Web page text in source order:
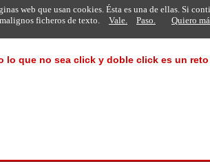
lo que no sea click y doble click es un
web que usan cookies. Ésta es una de ellas. Si
ficheros de texto.
Vale. Paso. Quiero